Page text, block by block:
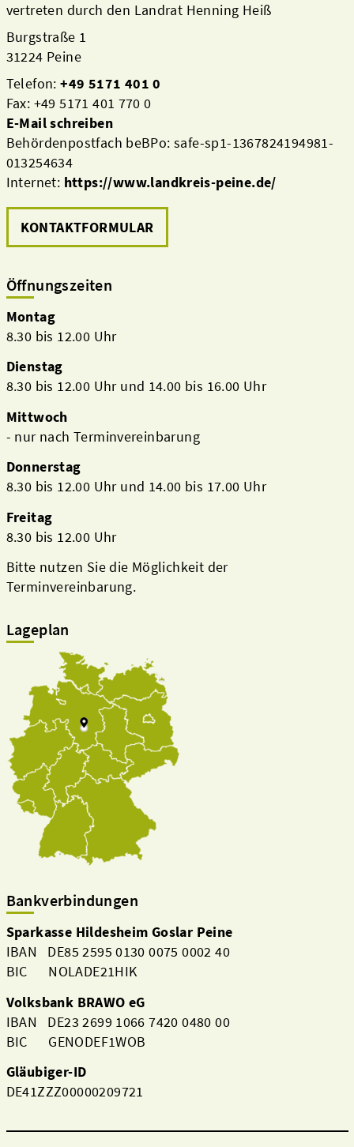
vertreten durch den Landrat Henning Heiß
Burgstraße 1
31224 Peine
Telefon:+49 5171 401 0
Fax: +49 5171 401 770 0
E-Mail schreiben
Behördenpostfach beBPo: safe-sp1-1367824194981-
013254634
Internet: https://www.landkreis-peine.de/
KONTAKTFORMULAR
Öffnungszeiten
Montag
8.30 bis 12.00 Uhr
Dienstag
8.30 bis 12.00 Uhr und 14.00 bis 16.00 Uhr
Mittwoch
- nur nach Terminvereinbarung
Donnerstag
8.30 bis 12.00 Uhr und 14.00 bis 17.00 Uhr
Freitag
8.30 bis 12.00 Uhr
Bitte nutzen Sie die Möglichkeit der
Terminvereinbarung.
Lageplan
Bankverbindungen
Sparkasse Hildesheim Goslar Peine
IBAN DE85 2595 0130 0075 0002 40
BIC NOLADE21HIK
Volksbank BRAWO eG
IBAN DE23 2699 1066 7420 0480 00
BIC GENODEF1WOB
Gläubiger-ID
DE41ZZZ00000209721